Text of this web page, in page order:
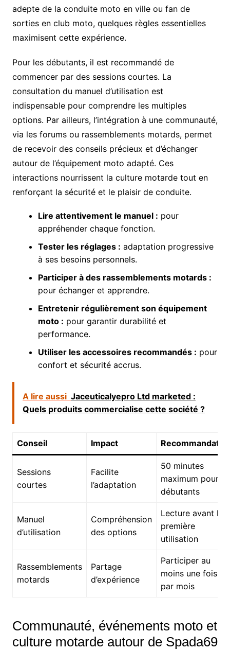
adepte de la conduite moto en ville ou fan de
sorties en club moto, quelques règles essentielles
maximisent cette expérience.
Pour les débutants, il est recommandé de
commencer par des sessions courtes. La
consultation du manuel d’utilisation est
indispensable pour comprendre les multiples
options. Par ailleurs, l’intégration à une communauté,
via les forums ou rassemblements motards, permet
de recevoir des conseils précieux et d’échanger
autour de l’équipement moto adapté. Ces
interactions nourrissent la culture motarde tout en
renforçant la sécurité et le plaisir de conduite.
Lire attentivement le manuel : pour
appréhender chaque fonction.
Tester les réglages : adaptation progressive
à ses besoins personnels.
Participer à des rassemblements motards :
pour échanger et apprendre.
Entretenir régulièrement son équipement
moto : pour garantir durabilité et
performance.
Utiliser les accessoires recommandés : pour
confort et sécurité accrus.
A lire aussi Jaceuticalyepro Ltd marketed :
Quels produits commercialise cette société ?
Conseil Impact
Sessions
courtes
Facilite
l’adaptation
50 minutes
maximum pour
débutants
Manuel
d’utilisation
Compréhension
des options
Lecture avant la
première
utilisation
Rassemblements
motards
Partage
d’expérience
Participer au
moins une fois
par mois
Communauté, événements moto et
culture motarde autour de Spada69